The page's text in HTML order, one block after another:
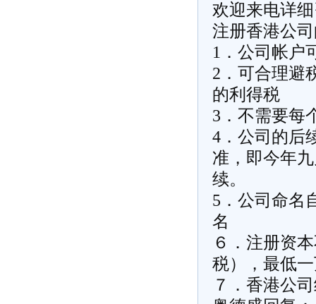
欢迎来电详
注册香港公
1．公司帐户
2．可合理避
的利得税
3．不需要每
4．公司的后
准，即今年
续。
5．公司命名
名
６．注册资
税），最低
７．香港公